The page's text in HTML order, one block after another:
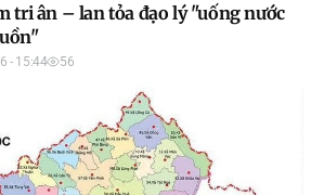
tri ân – lan tỏa đạo lý "uống nước
- 15:44 56